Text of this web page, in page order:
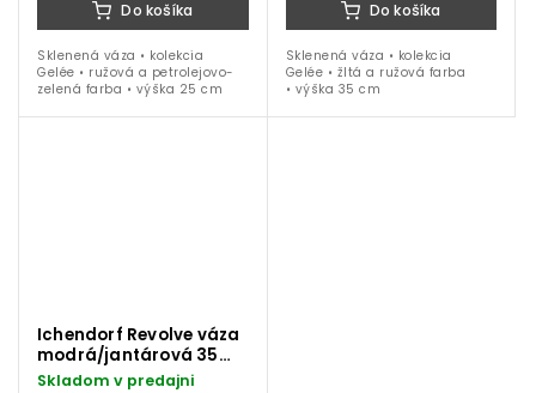
Do košíka
Sklenená váza • kolekcia
Gelée • ružová a petrolejovo-
zelená farba • výška 25 cm
Do košíka
Sklenená váza • kolekcia
Gelée • žltá a ružová farba
• výška 35 cm
Ichendorf Revolve váza
modrá/jantárová 35
cm
Skladom v predajni